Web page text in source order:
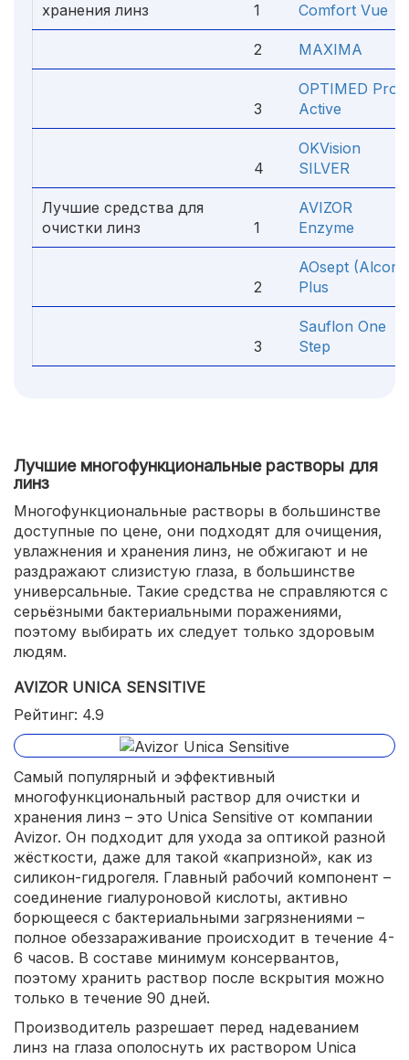
хранения линз
1
Comfort Vue
2 MAXIMA
3
OPTIMED Pro
Active
4
OKVision
SILVER
Лучшие средства для
очистки линз
1
AVIZOR
Enzyme
2
AOsept (Alcon)
Plus
3
Sauflon One
Step
Лучшие многофункциональные растворы для
линз
Многофункциональные растворы в большинстве
доступные по цене, они подходят для очищения,
увлажнения и хранения линз, не обжигают и не
раздражают слизистую глаза, в большинстве
универсальные. Такие средства не справляются с
серьёзными бактериальными поражениями,
поэтому выбирать их следует только здоровым
людям.
AVIZOR UNICA SENSITIVE
Рейтинг: 4.9
Самый популярный и эффективный
многофункциональный раствор для очистки и
хранения линз – это Unica Sensitive от компании
Avizor. Он подходит для ухода за оптикой разной
жёсткости, даже для такой «капризной», как из
силикон-гидрогеля. Главный рабочий компонент –
соединение гиалуроновой кислоты, активно
борющееся с бактериальными загрязнениями –
полное обеззараживание происходит в течение 4-
6 часов. В составе минимум консервантов,
поэтому хранить раствор после вскрытия можно
только в течение 90 дней.
Производитель разрешает перед надеванием
линз на глаза ополоснуть их раствором Unica